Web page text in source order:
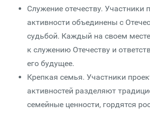
Служение отечеству. Участники
активности объединены с
судьбой. Каждый на своем месте
к служению Отечеству и
его будущее.
Крепкая семья. Участники
активностей разделяют
семейные ценности, гордятся